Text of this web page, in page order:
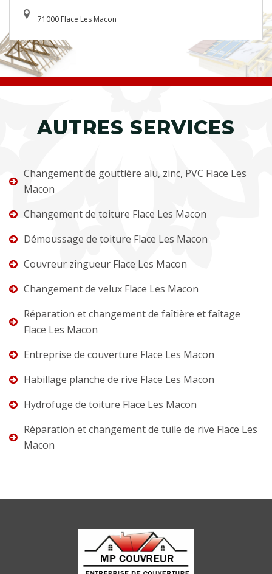
71000 Flace Les Macon
AUTRES SERVICES
Changement de gouttière alu, zinc, PVC Flace Les
Macon
Changement de toiture Flace Les Macon
Démoussage de toiture Flace Les Macon
Couvreur zingueur Flace Les Macon
Changement de velux Flace Les Macon
Réparation et changement de faîtière et faîtage
Flace Les Macon
Entreprise de couverture Flace Les Macon
Habillage planche de rive Flace Les Macon
Hydrofuge de toiture Flace Les Macon
Réparation et changement de tuile de rive Flace Les
Macon